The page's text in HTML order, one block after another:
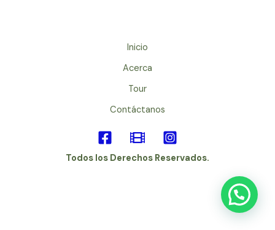
Inicio
Acerca
Tour
Contáctanos
Todos los Derechos Reservados.